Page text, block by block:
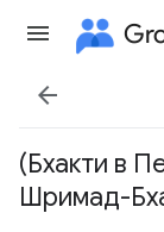

(Бхакти в
Шримад-